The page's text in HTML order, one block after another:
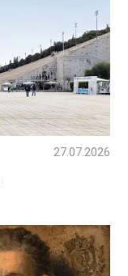
27.07.2026